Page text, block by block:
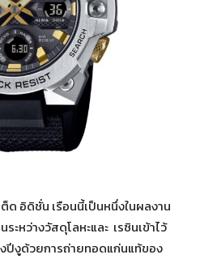
ด อิดิชั่น เรือนนี้เป็นหนึ่งในผลงาน
ะหว่างวัสดุโลหะและ เรซินเข้าไว้
ปีงูด้วยการถ่ายทอดแก่นแท้ของ